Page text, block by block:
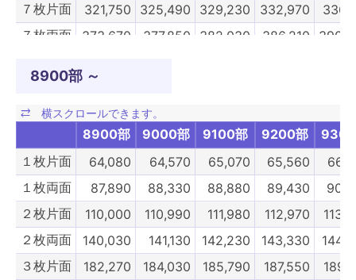
７枚片面
321,750 325,490 329,230 332,970
７枚両面
373,670 377,850 382,030 386,210
８枚両面
９枚片面 399,360 403,810
474,430 479,380 484,440 489,280
10枚片面
440,330 445,280 450,230 455,180
10枚両面
521,180 526,680 532,180 537,680
7900部
8000部 8100部 8200部
8900部 ～
8900部 9000部 9100部 9200部
１枚片面
64,080 64,570 65,070 65,560
１枚両面
87,890 88,330 88,880 89,430
２枚片面
110,000 110,990 111,980 112,970
２枚両面
140,030 141,130 142,230 143,330
３枚片面
182,270 184,030 185,790 187,550